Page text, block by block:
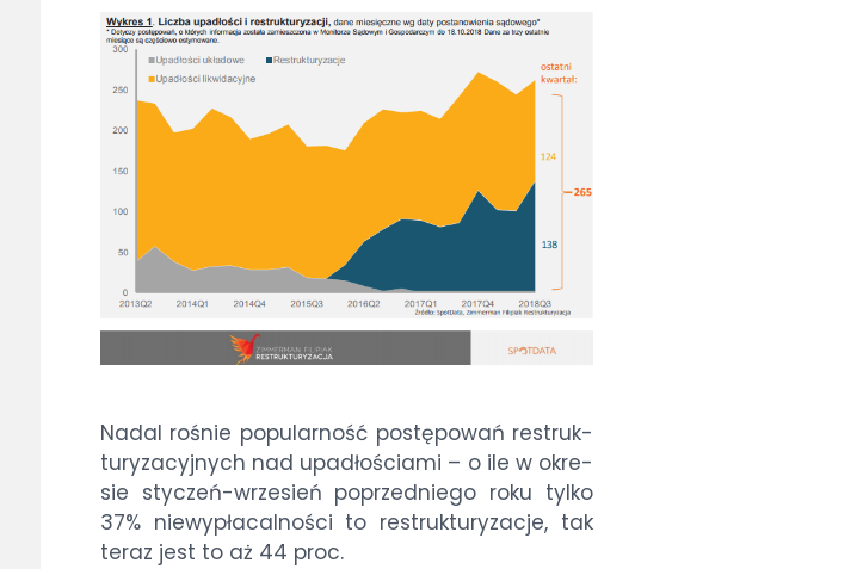
Na­dal ro­śnie po­pu­lar­ność po­stę­po­wań re­struk­
tu­ry­za­cyj­nych nad upa­dło­ścia­mi – o ile w okre­
sie sty­cze­ń-w­rze­sień po­przed­nie­go ro­ku tyl­ko
37% nie­wy­pła­cal­no­ści to re­struk­tu­ry­za­cje, tak
te­raz jest to aż 44 proc.